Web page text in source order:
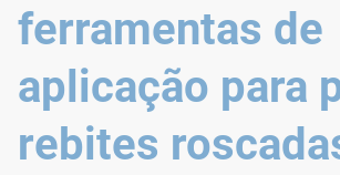
ferramentas de
aplicação para
rebites